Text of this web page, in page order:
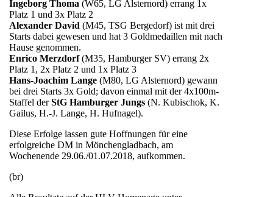
Ingeborg Thoma (W65, LG Alsternord) errang 1x
Platz 1 und 3x Platz 2
Alexander David (M45, TSG Bergedorf) ist mit drei
Starts dabei gewesen und hat 3 Goldmedaillen mit nach
Hause genommen.
Enrico Merzdorf(M35, Hamburger SV) errang 2x
Platz 1, 2x Platz 2 und 1x Platz 3
Hans-Joachim Lange (M80, LG Alsternord) gewann
bei drei Starts 3x Gold; davon einmal mit der 4x100m-
Staffel derStG Hamburger Jungs (N. Kubischok, K.
Gailus, H.-J. Lange, H. Hufnagel).
Diese Erfolge lassen gute Hoffnungen für eine
erfolgreiche DM in Mönchengladbach, am
Wochenende 29.06./01.07.2018, aufkommen.
(br)